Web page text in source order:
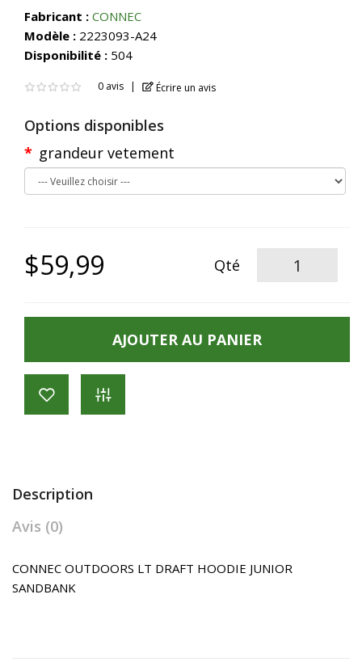
Fabricant : CONNEC
Modèle : 2223093-A24
Disponibilité : 504
0 avis Écrire un avis
Options disponibles
grandeur vetement
$59,99 Qté
AJOUTER AU PANIER
Description
Avis (0)
CONNEC OUTDOORS LT DRAFT HOODIE JUNIOR
SANDBANK